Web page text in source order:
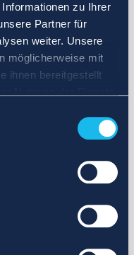
zu Ihrer
Partner für
weiter. Unsere
möglicherweise mit
ihnen bereitgestellt